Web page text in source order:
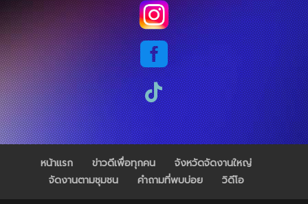


หน้าแรก ข่าวดีเพื่อทุกคน
จังหวัดจัดงานใหญ่
จัดงานตามชุมชน
คำถามที่พบบ่อย วิดีโอ